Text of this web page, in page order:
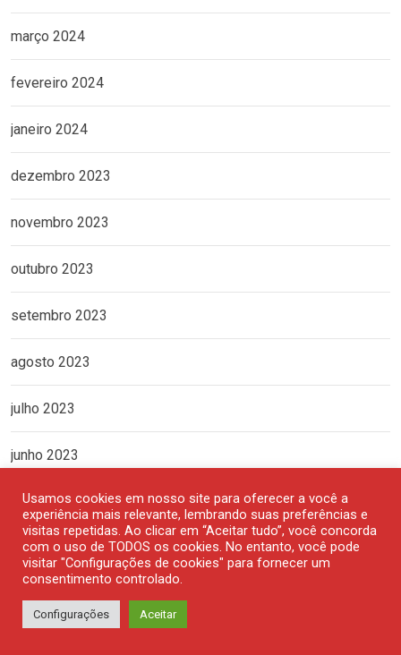
março 2024
fevereiro 2024
janeiro 2024
dezembro 2023
novembro 2023
outubro 2023
setembro 2023
agosto 2023
julho 2023
junho 2023
maio 2023
abril 2023
Usamos cookies em nosso site para oferecer a você a
experiência mais relevante, lembrando suas preferências e
visitas repetidas. Ao clicar em “Aceitar tudo”, você concorda
com o uso de TODOS os cookies. No entanto, você pode
visitar "Configurações de cookies" para fornecer um
consentimento controlado.
Configurações Aceitar